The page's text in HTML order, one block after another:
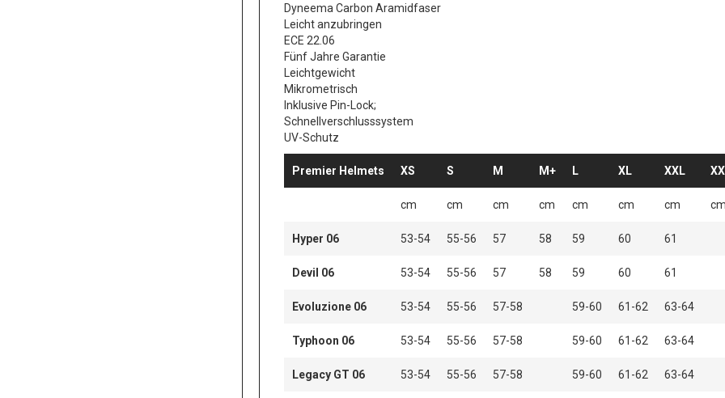
Dyneema Carbon Aramidfaser
Leicht anzubringen
ECE 22.06
Fünf Jahre Garantie
Leichtgewicht
Mikrometrisch
Inklusive Pin-Lock;
Schnellverschlusssystem
UV-Schutz
Premier Helmets XS S M M+ L XL XXL
cm cm cm cm cm cm cm
Hyper 06 53-54 55-56 57 58 59 60 61
Devil 06 53-54 55-56 57 58 59 60 61
Evoluzione 06 53-54 55-56 57-58 59-60 61-62 63-64
Typhoon 06 53-54 55-56 57-58 59-60 61-62 63-64
Legacy GT 06 53-54 55-56 57-58 59-60 61-62 63-64